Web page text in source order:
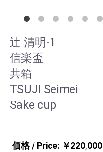
辻 清明-1
信楽盃
共箱
TSUJI Seimei
Sake cup
価格 / Price: ￥220,000